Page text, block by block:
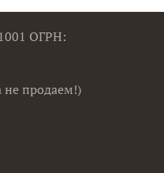
ОГРН:
не продаем!)